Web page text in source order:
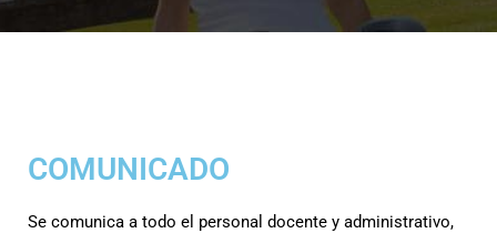
COMUNICADO
Se comunica a todo el personal docente y administrativo,